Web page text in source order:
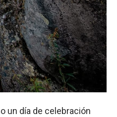
un día de celebración